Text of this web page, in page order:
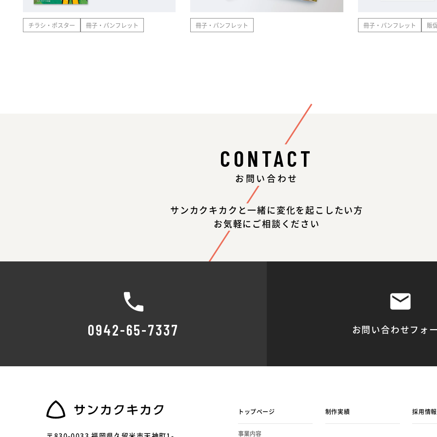
チラシ・ポスター 冊子・パンフレット 冊子・パンフレット 冊子・パンフレット 販
CONTACT
お問い合わせ
サンカクキカクと一緒に変化を起こしたい方
お気軽にご相談ください
0942-65-7337 お問い合わせフォ
トップページ
事業内容
制作実績 採用情報